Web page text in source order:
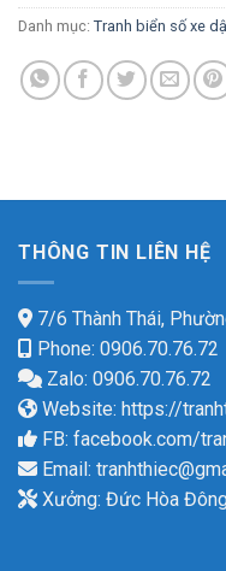
Danh mục: Tranh biển số xe
THÔNG TIN LIÊN HỆ
7/6 Thành Thái,
Phone: 0906.70.76.72
Zalo: 0906.70.76.72
Website: https://
FB: facebook.com/
Email:
Xưởng: Đức Hòa